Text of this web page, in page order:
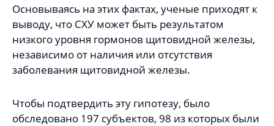
Основываясь на этих фактах, ученые приходят к
выводу, что СХУ может быть результатом
низкого уровня гормонов щитовидной железы,
независимо от наличия или отсутствия
заболевания щитовидной железы.
Чтобы подтвердить эту гипотезу, было
обследовано 197 субъектов, 98 из которых были